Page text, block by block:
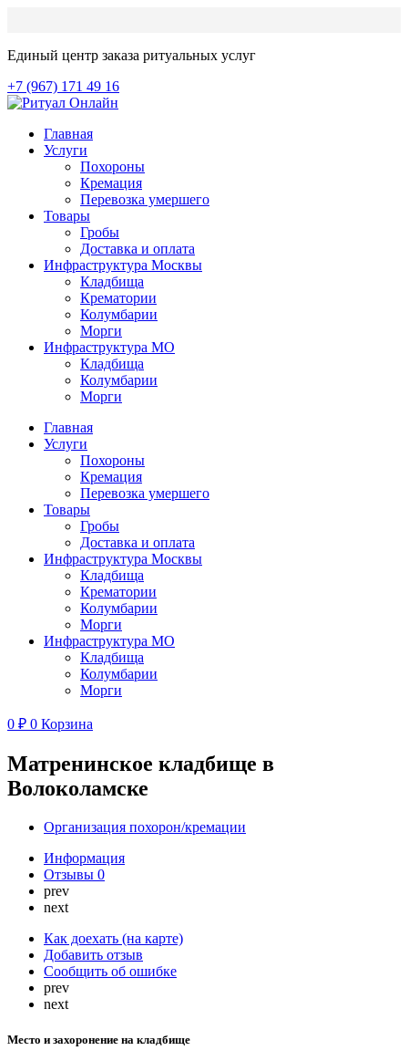
Единый центр заказа ритуальных услуг
+7 (967) 171 49 16
Главная
Услуги
Похороны
Кремация
Перевозка умершего
Товары
Гробы
Доставка и оплата
Инфраструктура Москвы
Кладбища
Крематории
Колумбарии
Морги
Инфраструктура МО
Кладбища
Колумбарии
Морги
Главная
Услуги
Похороны
Кремация
Перевозка умершего
Товары
Гробы
Доставка и оплата
Инфраструктура Москвы
Кладбища
Крематории
Колумбарии
Морги
Инфраструктура МО
Кладбища
Колумбарии
Морги
0 ₽ 0 Корзина
Матренинское кладбище в
Волоколамске
Организация похорон/кремации
Информация
Отзывы 0
prev
next
Как доехать (на карте)
Добавить отзыв
Сообщить об ошибке
prev
next
Место и захоронение на кладбище